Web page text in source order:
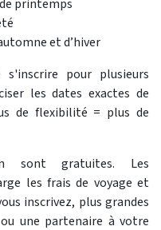
printemps
et d’hiver
pour plusieurs
les dates exactes de
de flexibilité = plus de
sont gratuites. Les
les frais de voyage et
inscrivez, plus grandes
une partenaire à votre